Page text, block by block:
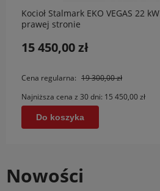
Kocioł Stalmark EKO VEGAS 22
prawej stronie
15 450,00 zł
Cena regularna: 19 300,00 zł
Najniższa cena z 30 dni: 15 450,00 zł
Do koszyka
Nowości